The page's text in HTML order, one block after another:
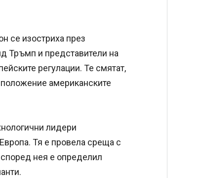
се изостриха през
Тръмп и представители на
регулации. Те смятат,
американските
лидери
Тя е провела среща с
нея е определил